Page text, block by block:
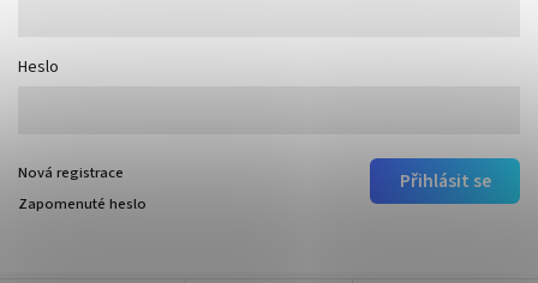
Heslo
Přihlásit se
Nová registrace
Zapomenuté heslo